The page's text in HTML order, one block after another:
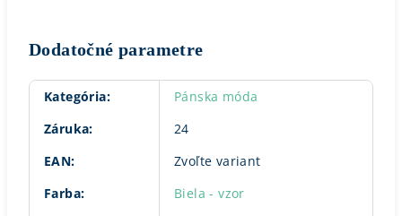
Dodatočné parametre
Kategória:
Pánska móda
Záruka:
24
EAN:
Zvoľte variant
Farba:
Biela - vzor